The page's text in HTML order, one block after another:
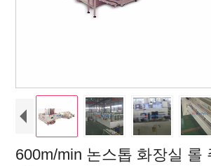
600m/min 논스톱 화장실 롤